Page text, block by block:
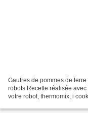
Gaufres de pommes de
robots Recette réalisée
votre robot, thermomix, i